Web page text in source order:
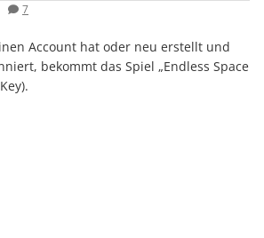
7
Account hat oder neu erstellt und
bekommt das Spiel „Endless Space